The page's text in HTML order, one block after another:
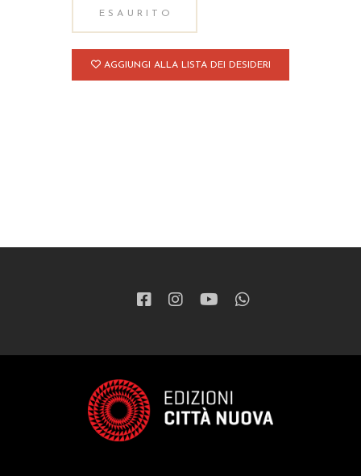
ESAURITO
AGGIUNGI ALLA LISTA DEI DESIDERI